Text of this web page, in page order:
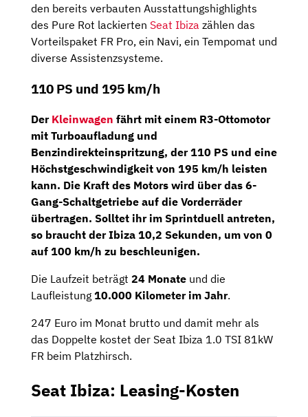
den bereits verbauten Ausstattungshighlights
des Pure Rot lackierten Seat Ibiza zählen das
Vorteilspaket FR Pro, ein Navi, ein Tempomat und
diverse Assistenzsysteme.
110 PS und 195 km/h
Der Kleinwagen fährt mit einem R3-Ottomotor
mit Turboaufladung und
Benzindirekteinspritzung, der110 PS und eine
Höchstgeschwindigkeit von 195 km/h leisten
kann. Die Kraft des Motors wird über das 6-
Gang-Schaltgetriebe auf die Vorderräder
übertragen. Solltet ihr im Sprintduell antreten,
so braucht der Ibiza 10,2 Sekunden, um von 0
auf 100 km/h zu beschleunigen.
Die Laufzeit beträgt 24 Monate und die
Laufleistung 10.000 Kilometer im Jahr.
247 Euro im Monat brutto und damit mehr als
das Doppelte kostet der Seat Ibiza 1.0 TSI 81kW
FR beim Platzhirsch.
Seat Ibiza: Leasing-Kosten